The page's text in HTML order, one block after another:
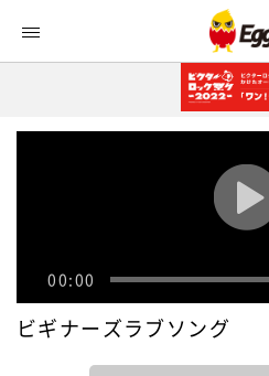
ランキング
記事
ログイン
アカウント登録
00:00
ビギナーズラブソング